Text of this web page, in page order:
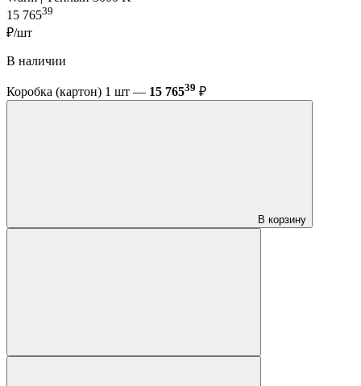
15 76539
₽/шт
В наличии
Коробка (картон) 1 шт — 15 76539 ₽
В корзину